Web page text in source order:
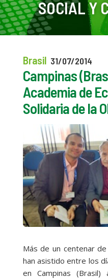
SOCIAL Y
Brasil 31/07/2014
Campinas
Academia de
Solidaria de la
Más de un centenar
han asistido entre los
en Campinas